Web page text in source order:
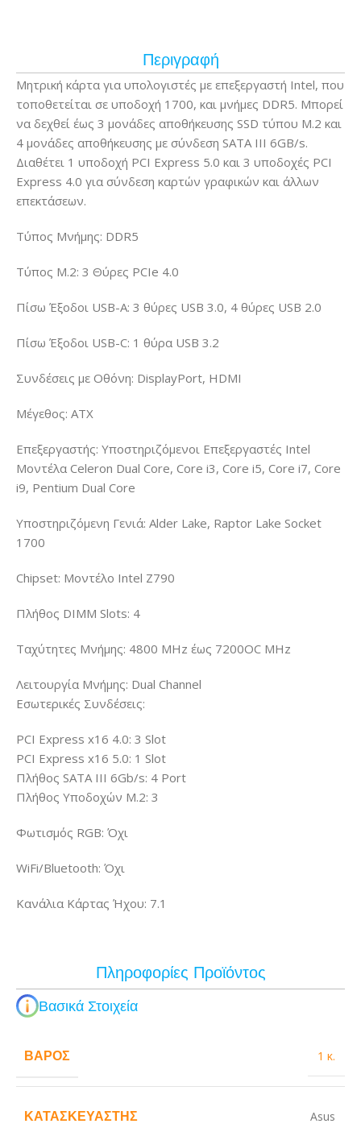
Περιγραφή
Μητρική κάρτα για υπολογιστές με επεξεργαστή Intel, που
τοποθετείται σε υποδοχή 1700, και μνήμες DDR5. Μπορεί
να δεχθεί έως 3 μονάδες αποθήκευσης SSD τύπου M.2 και
4 μονάδες αποθήκευσης με σύνδεση SATA III 6GB/s.
Διαθέτει 1 υποδοχή PCI Express 5.0 και 3 υποδοχές PCI
Express 4.0 για σύνδεση καρτών γραφικών και άλλων
επεκτάσεων.
Τύπος Μνήμης: DDR5
Τύπος M.2: 3 Θύρες PCIe 4.0
Πίσω Έξοδοι USB-A: 3 θύρες USB 3.0, 4 θύρες USB 2.0
Πίσω Έξοδοι USB-C: 1 θύρα USB 3.2
Συνδέσεις με Οθόνη: DisplayPort, HDMI
Μέγεθος: ATX
Επεξεργαστής: Υποστηριζόμενοι Επεξεργαστές Intel
Μοντέλα Celeron Dual Core, Core i3, Core i5, Core i7, Core
i9, Pentium Dual Core
Υποστηριζόμενη Γενιά: Alder Lake, Raptor Lake Socket
1700
Chipset: Μοντέλο Intel Z790
Πλήθος DIMM Slots: 4
Ταχύτητες Μνήμης: 4800 MHz έως 7200OC MHz
Λειτουργία Μνήμης: Dual Channel
Εσωτερικές Συνδέσεις:
PCI Express x16 4.0: 3 Slot
PCI Express x16 5.0: 1 Slot
Πλήθος SATA III 6Gb/s: 4 Port
Πλήθος Υποδοχών M.2: 3
Φωτισμός RGB: Όχι
WiFi/Bluetooth: Όχι
Κανάλια Κάρτας Ήχου: 7.1
Πληροφορίες Προϊόντος
Βασικά Στοιχεία
ΒΆΡΟΣ 1 κ.
ΚΑΤΑΣΚΕΥΑΣΤΉΣ Asus